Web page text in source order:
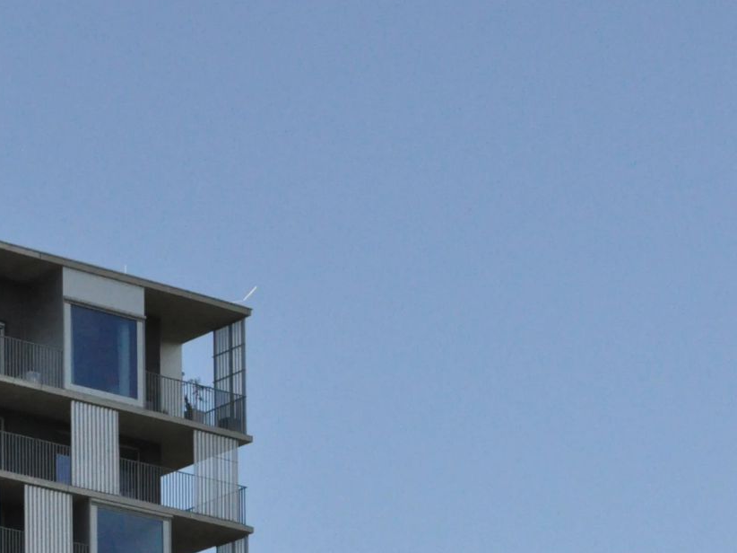
Liftschachtanker JLF
Liftschachtschlinge JLS
Maueranschlussschienen
Zurück Maueranschlussschienen
Maueranschlussschiene KT
Trapezblechbefestigungsschienen
Zurück Trapezblechbefestigungsschienen
Trapezblechbefestigungsschiene JTB
Gerüstschuhe
Zurück
Gerüstschuhe
Gerüstschuhe JG